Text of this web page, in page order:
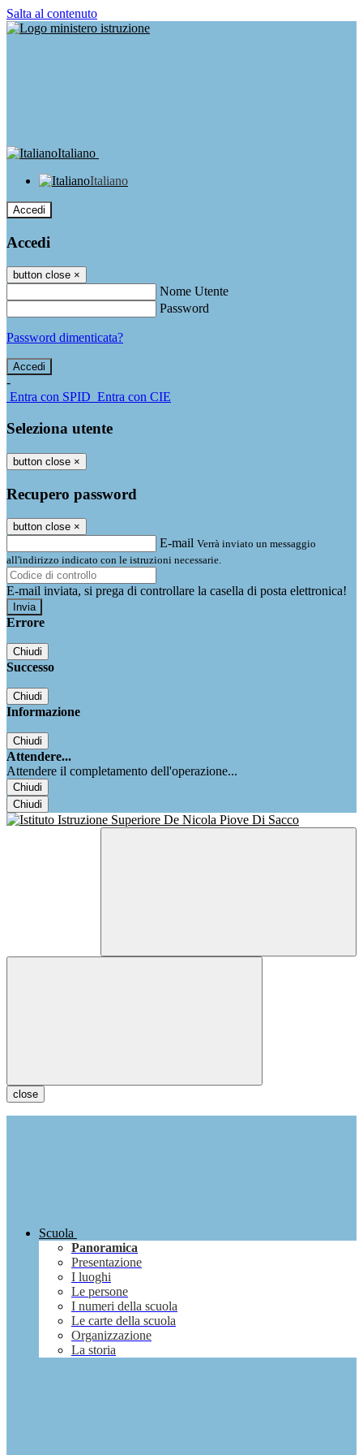
Salta al contenuto
Italiano
Italiano
Accedi
Accedi
button close ×
Nome Utente
Password
Password dimenticata?
-
Entra con SPID Entra con CIE
Seleziona utente
button close ×
Recupero password
button close ×
E-mail Verrà inviato un messaggio
all'indirizzo indicato con le istruzioni necessarie.
E-mail inviata, si prega di controllare la casella di posta elettronica!
Errore
Chiudi
Successo
Chiudi
Informazione
Chiudi
Attendere...
Attendere il completamento dell'operazione...
Chiudi
Chiudi
close
Scuola
Panoramica
Presentazione
I luoghi
Le persone
I numeri della scuola
Le carte della scuola
Organizzazione
La storia